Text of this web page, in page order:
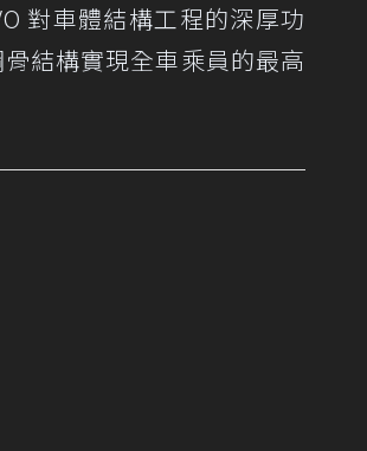
對車體結構工程的深厚功
結構實現全車乘員的最高